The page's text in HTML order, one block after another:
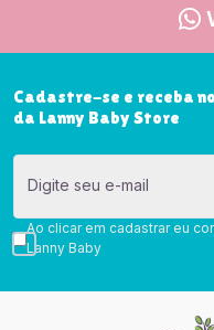
Cadastre-se e receba
da Lanny Baby Store
Digite seu e-mail
Ao clicar em cadastrar eu
Lanny Baby